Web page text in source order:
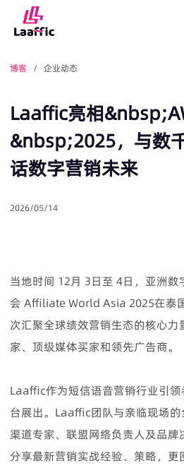
博客 / 企业动态
Laaffic亮相
&nbsp;2025，与数
话数字营销未来
2026/05/14
当地时间 12月 3日至 4日，亚洲数
会 Affiliate World Asia 2025在泰
次汇聚全球绩效营销生态的核心
家、顶级媒体买家和领先广告商。
Laaffic作为短信语音营销行业引
台展出。Laaffic团队与亲临现场
渠道专家、联盟网络负责人及品牌
分享最新营销实战经验、策略，更